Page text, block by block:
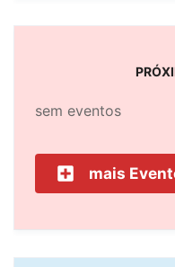
sem eventos
mais